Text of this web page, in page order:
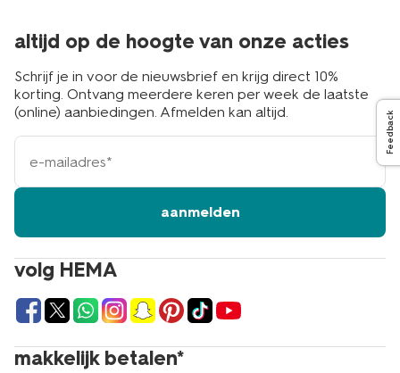
volg HEMA
makkelijk betalen*
altijd op de hoogte van onze acties
Schrijf je in voor de nieuwsbrief en krijg direct 10%
korting. Ontvang meerdere keren per week de laatste
(online) aanbiedingen. Afmelden kan altijd.
e-
mailadres
aanmelden
Feedback